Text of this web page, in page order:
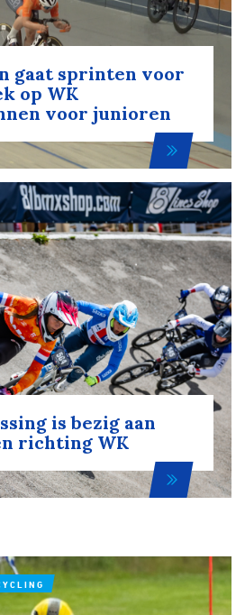
gaat sprinten voor
op WK
voor junioren
is bezig aan
richting WK